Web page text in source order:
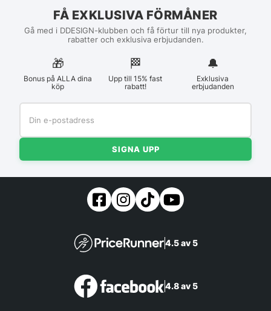
FÅ EXKLUSIVA FÖRMÅNER
Gå med i DDESIGN-klubben och få förtur till nya produkter,
rabatter och exklusiva erbjudanden.
🎁
Bonus på ALLA dina
köp
🏁︎
Upp till 15% fast
rabatt!
🔔
Exklusiva
erbjudanden
SIGNA UPP
4.5 av 5
4.8 av 5